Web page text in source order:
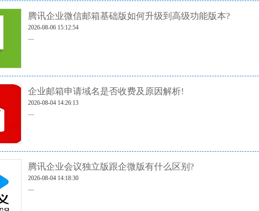
腾讯企业微信邮箱基础版如何升级到高级功能版本?
2026-08-06 15:12:54
...
企业邮箱申请域名是否收费及原因解析!
2026-08-04 14:26:13
...
腾讯企业会议独立版跟企微版有什么区别?
2026-08-04 14:18:30
...